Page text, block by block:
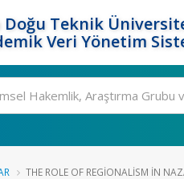
Teknik
Veri Yönetim
THE ROLE OF REGIONALISM IN